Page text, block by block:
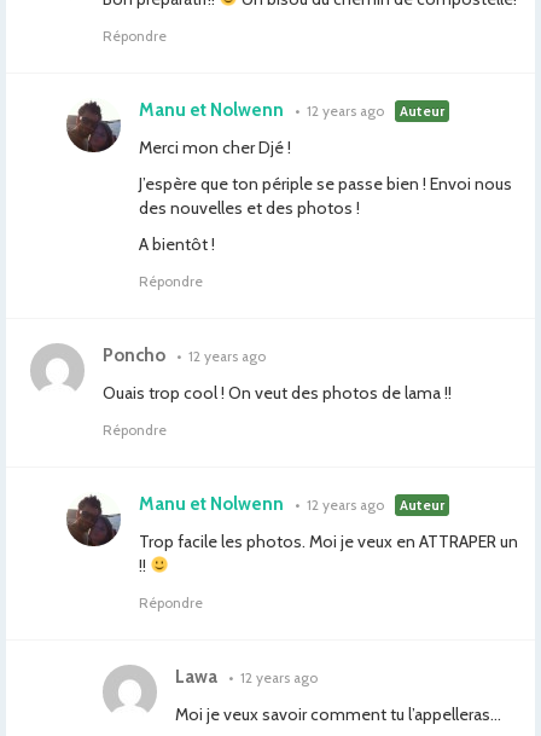
Répondre
Manu et Nolwenn • 12 years ago Auteur
Merci mon cher Djé !
J’espère que ton périple se passe bien ! Envoi nous
des nouvelles et des photos !
A bientôt !
Répondre
Poncho • 12 years ago
Ouais trop cool ! On veut des photos de lama !!
Répondre
Manu et Nolwenn • 12 years ago Auteur
Trop facile les photos. Moi je veux en ATTRAPER un
!!
Répondre
Lawa • 12 years ago
Moi je veux savoir comment tu l’appelleras…